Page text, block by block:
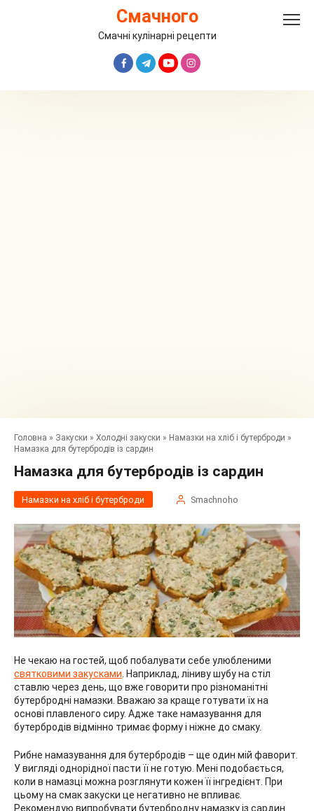
Смачного
Смачні кулінарні рецепти
Головна » Закуски » Холодні закуски » Намазки на хліб і бутерброди »
Намазка для бутербродів із сардин
Намазка для бутербродів із сардин
Намазки на хліб і бутерброди Smachnoho
Не чекаю на гостей, щоб побалувати себе улюбленими
святковими закусками . Наприклад, ліниву шубу на стіл
ставлю через день, що вже говорити про різноманітні
бутербродні намазки. Вважаю за краще готувати їх на
основі плавленого сиру. Адже таке намазування для
бутербродів відмінно тримає форму і ніжне до смаку.
Рибне намазування для бутербродів – ще один мій фаворит.
У вигляді однорідної пасти її не готую. Мені подобається,
коли в намазці можна розглянути кожен її інгредієнт. При
цьому на смак закуски це негативно не впливає.
Рекомендую випробувати бутербродну намазку із сардин